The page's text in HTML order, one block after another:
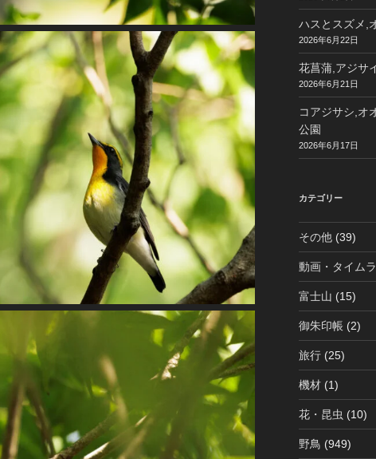
ハスとスズメ,
2026年6月22日
花菖蒲,アジサ
2026年6月21日
コアジサシ,オ
公園
2026年6月17日
カテゴリー
その他(39)
動画・タイム
富士山 (15)
御朱印帳(2)
旅行(25)
機材(1)
花・昆虫 (10)
野鳥 (949)